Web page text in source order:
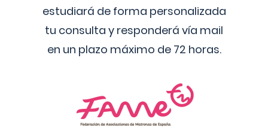
estudiará de forma personalizada
tu consulta y responderá vía mail
en un plazo máximo de 72 horas.